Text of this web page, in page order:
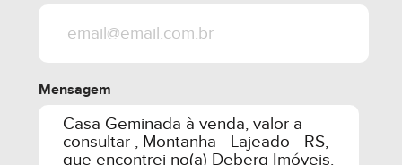
Mensagem